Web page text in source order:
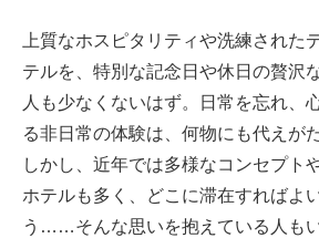
上質なホスピタリティや洗練された
テルを、特別な記念日や休日の贅沢
人も少なくないはず。日常を忘れ、
る非日常の体験は、何物にも代えが
しかし、近年では多様なコンセプト
ホテルも多く、どこに滞在すればよ
う……そんな思いを抱えている人も